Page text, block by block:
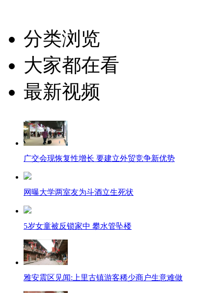
分类浏览
大家都在看
最新视频
广交会现恢复性增长 要建立外贸竞争新优势
网曝大学两室友为斗酒立生死状
5岁女童被反锁家中 攀水管坠楼
雅安震区见闻:上里古镇游客稀少商户生意难做